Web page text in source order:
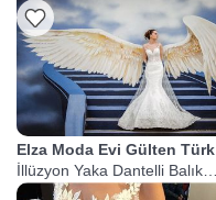
Elza Moda Evi Gülten Türk
İllüzyon Yaka Dantelli Balık
Gelinlik